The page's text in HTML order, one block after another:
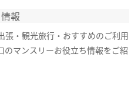
報
張・観光旅行・おすすめのご利用
のマンスリーお役立ち情報をご紹